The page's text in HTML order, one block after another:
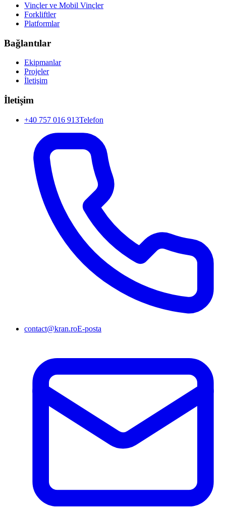
Vinçler ve Mobil Vinçler
Forkliftler
Platformlar
Bağlantılar
Ekipmanlar
Projeler
İletişim
İletişim
+40 757 016 913Telefon
contact@kran.roE-posta